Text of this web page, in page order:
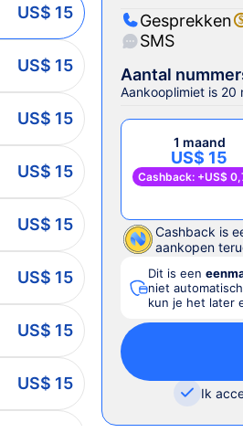
US$ 15
US$ 15
US$ 15
US$ 15
US$ 15
US$ 15
US$ 15
US$ 15
Gesprekken
SMS
Aantal
Aankooplimiet is 20
1 maand
US$ 15
Cashback: +US$
Cashback is
aankopen
Dit is een
niet
kun je het later
Ik